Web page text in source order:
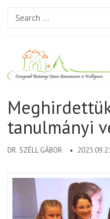
Search
for:
Gimnázium
tanulmányi
DR. SZÉLL GÁBOR